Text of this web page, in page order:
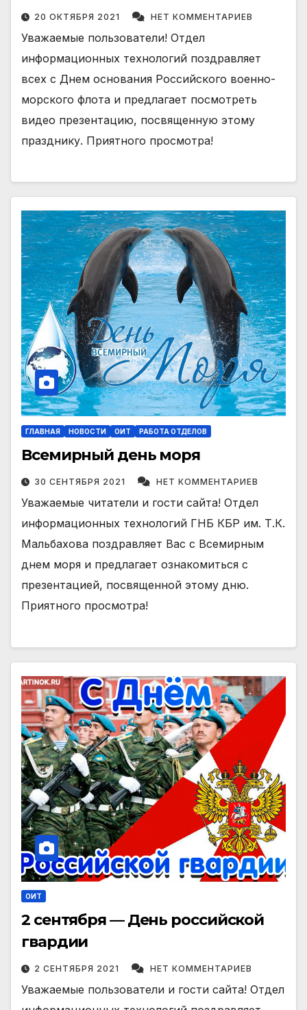
20 ОКТЯБРЯ 2021 НЕТ КОММЕНТАРИЕВ
Уважаемые пользователи! Отдел
информационных технологий поздравляет
всех с Днем основания Российского военно-
морского флота и предлагает посмотреть
видео презентацию, посвященную этому
празднику. Приятного просмотра!
ГЛАВНАЯ НОВОСТИ ОИТ РАБОТА ОТДЕЛОВ
Всемирный день моря
30 СЕНТЯБРЯ 2021 НЕТ КОММЕНТАРИЕВ
Уважаемые читатели и гости сайта! Отдел
информационных технологий ГНБ КБР им. Т.К.
Мальбахова поздравляет Вас с Всемирным
днем моря и предлагает ознакомиться с
презентацией, посвященной этому дню.
Приятного просмотра!
ОИТ
2 сентября — День российской
гвардии
2 СЕНТЯБРЯ 2021 НЕТ КОММЕНТАРИЕВ
Уважаемые пользователи и гости сайта! Отдел